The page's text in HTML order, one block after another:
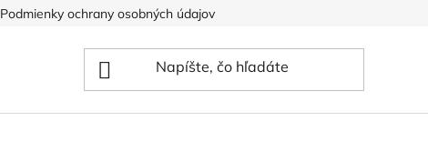
Podmienky ochrany osobných údajov